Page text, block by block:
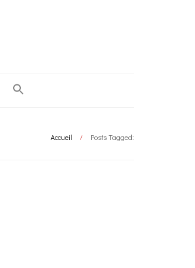
Accueil / Posts Tagged: